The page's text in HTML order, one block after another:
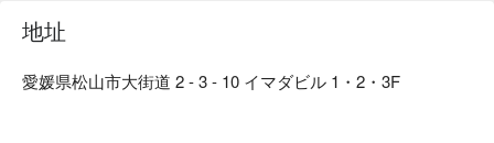
间。在匠人精心设计的沉稳日式氛围中，以美酒佳肴招待来
客、带您品味日常之美。此外，如同店名「碗」（碗）一样，
益子烧，与餐厅装潢完美结合，更衬托料理美味。
地址
愛媛県松山市大街道 2 - 3 - 10 イマダビル 1・2・3F